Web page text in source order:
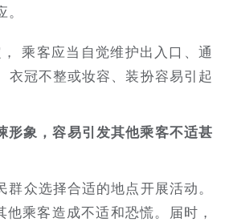
乘客应当自觉维护出入口、通
冠不整或妆容、装扮容易引起
象，容易引发其他乘客不适甚
众选择合适的地点开展活动。
乘客造成不适和恐慌。届时，